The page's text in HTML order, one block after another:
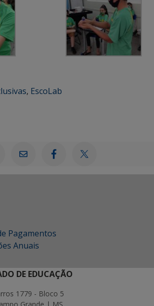
, EscoLab
Pagamentos
Anuais
DE EDUCAÇÃO
1779 - Bloco 5